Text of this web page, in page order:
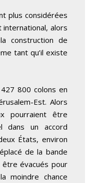
plus considérées
alors
construction de
tant qu’il existe
800 colons en
Est. Alors
pourraient être
dans un accord
États, environ
de la bande
évacués pour
moindre chance